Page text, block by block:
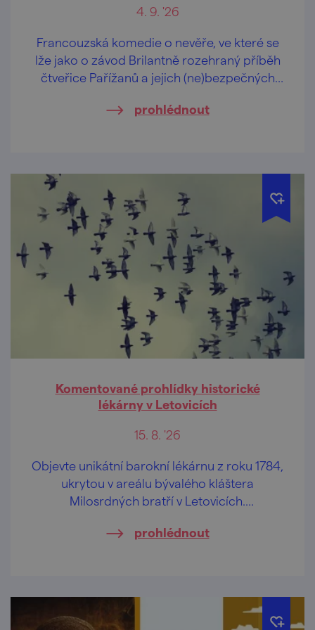
4. 9. '26
Francouzská komedie o nevěře, ve které se
lže jako o závod Brilantně rozehraný příběh
čtveřice Pařížanů a jejich (ne)bezpečných
prohlédnout
Komentované prohlídky historické
lékárny v Letovicích
15. 8. '26
Objevte unikátní barokní lékárnu z roku 1784,
ukrytou v areálu bývalého kláštera
Milosrdných bratří v Letovicích.
autenticky dochovaného interiéru, který
prohlédnout